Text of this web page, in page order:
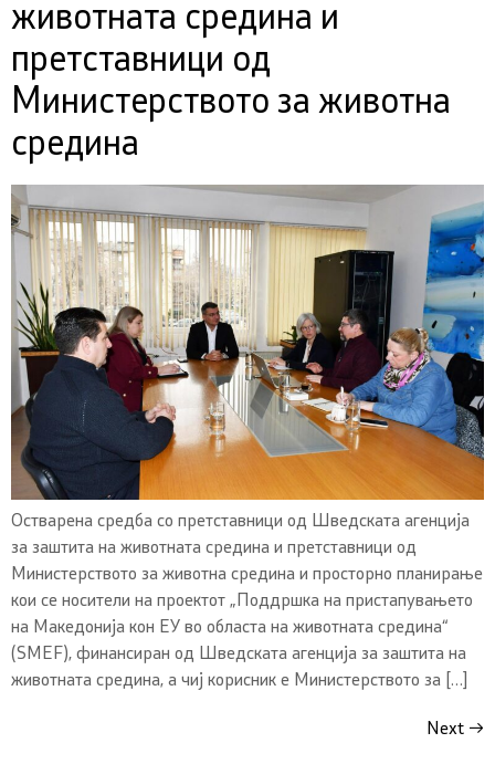
животната средина и
претставници од
Министерството за животна
средина
Остварена средба со претставници од Шведската агенција
за заштита на животната средина и претставници од
Министерството за животна средина и просторно планирање
кои се носители на проектот „Поддршка на пристапувањето
на Македонија кон ЕУ во областа на животната средина“
(SMEF), финансиран од Шведската агенција за заштита на
животната средина, а чиј корисник е Министерството за […]
Next →